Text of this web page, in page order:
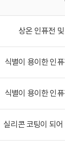
상온 인퓨전
식별이 용이한 인
식별이 용이한 인
실리콘 코팅이 되어